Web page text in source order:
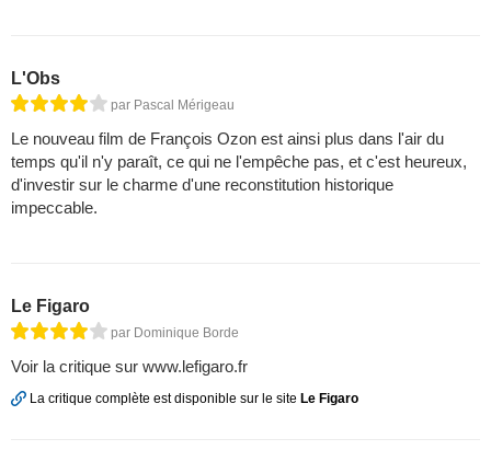
L'Obs
par Pascal Mérigeau
Le nouveau film de François Ozon est ainsi plus dans l'air du
temps qu'il n'y paraît, ce qui ne l'empêche pas, et c'est heureux,
d'investir sur le charme d'une reconstitution historique
impeccable.
Le Figaro
par Dominique Borde
Voir la critique sur www.lefigaro.fr
La critique complète est disponible sur le site Le Figaro